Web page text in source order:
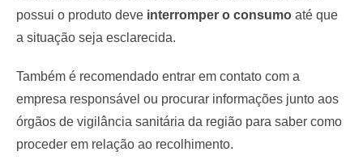
possui o produto deve interromper o consumo até que
a situação seja esclarecida.
Também é recomendado entrar em contato com a
empresa responsável ou procurar informações junto aos
órgãos de vigilância sanitária da região para saber como
proceder em relação ao recolhimento.